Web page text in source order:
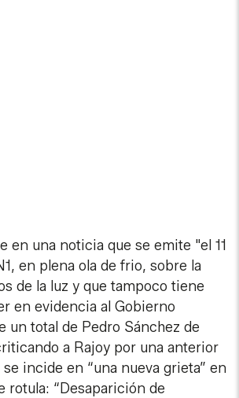
en una noticia que se emite "el 11
en plena ola de frio, sobre la
de la luz y que tampoco tiene
en evidencia al Gobierno
un total de Pedro Sánchez de
a Rajoy por una anterior
incide en “una nueva grieta” en
rotula: “Desaparición de